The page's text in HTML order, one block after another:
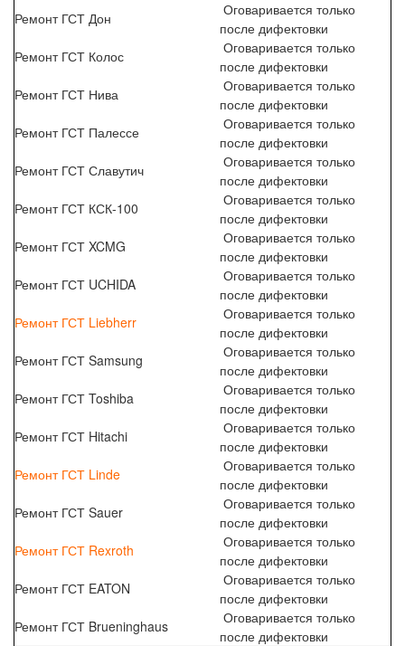
Ремонт ГСТ Дон
Оговаривается только
после дифектовки
Ремонт ГСТ Колос
Оговаривается только
после дифектовки
Ремонт ГСТ Нива
Оговаривается только
после дифектовки
Ремонт ГСТ Палессе
Оговаривается только
после дифектовки
Ремонт ГСТ Славутич
Оговаривается только
после дифектовки
Ремонт ГСТ КСК-100
Оговаривается только
после дифектовки
Ремонт ГСТ XCMG
Оговаривается только
после дифектовки
Ремонт ГСТ UCHIDA
Оговаривается только
после дифектовки
Ремонт ГСТ Liebherr
Оговаривается только
после дифектовки
Ремонт ГСТ Samsung
Оговаривается только
после дифектовки
Ремонт ГСТ Toshiba
Оговаривается только
после дифектовки
Ремонт ГСТ Hitachi
Оговаривается только
после дифектовки
Ремонт ГСТ Linde
Оговаривается только
после дифектовки
Ремонт ГСТ Sauer
Оговаривается только
после дифектовки
Ремонт ГСТ Rexroth
Оговаривается только
после дифектовки
Ремонт ГСТ EATON
Оговаривается только
после дифектовки
Ремонт ГСТ Brueninghaus
Оговаривается только
после дифектовки